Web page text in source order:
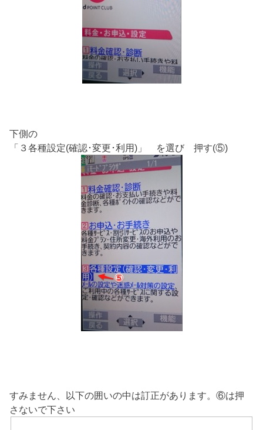
下側の
「３各種設定(確認･変更･利用)」 を選び 押す(⑤)
すみません、以下の囲いの中は訂正があります。⑥は押
さないで下さい